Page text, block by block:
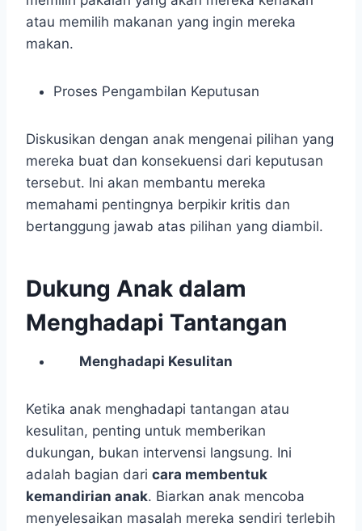
atau memilih makanan yang ingin mereka
makan.
Proses Pengambilan Keputusan
Diskusikan dengan anak mengenai pilihan yang
mereka buat dan konsekuensi dari keputusan
tersebut. Ini akan membantu mereka
memahami pentingnya berpikir kritis dan
bertanggung jawab atas pilihan yang diambil.
Dukung Anak dalam
Menghadapi Tantangan
Menghadapi Kesulitan
Ketika anak menghadapi tantangan atau
kesulitan, penting untuk memberikan
dukungan, bukan intervensi langsung. Ini
adalah bagian dari cara membentuk
kemandirian anak. Biarkan anak mencoba
menyelesaikan masalah mereka sendiri terlebih